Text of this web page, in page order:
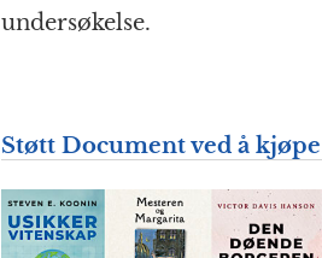
undersøkelse.
Støtt Documentved å